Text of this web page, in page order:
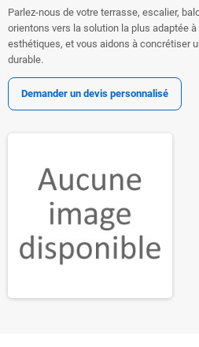
Parlez-nous de votre terrasse, escalier,
orientons vers la solution la plus adaptée
esthétiques, et vous aidons à concrétiser
durable.
Demander un devis personnalisé